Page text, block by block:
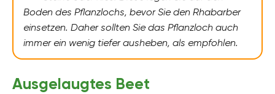
Boden des Pflanzlochs, bevor Sie den Rhabarber
einsetzen. Daher sollten Sie das Pflanzloch auch
immer ein wenig tiefer ausheben, als empfohlen.
Ausgelaugtes Beet